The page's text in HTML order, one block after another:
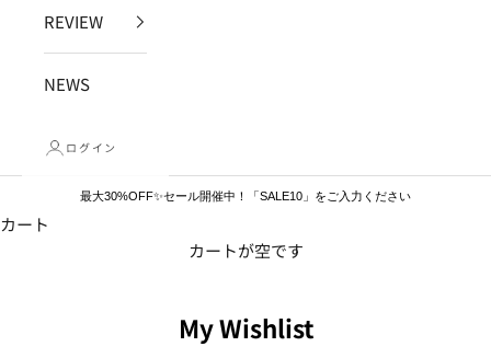
REVIEW
NEWS
ログイン
最大30%OFF✨セール開催中！「SALE10」をご入力ください
カート
カートが空です
My Wishlist